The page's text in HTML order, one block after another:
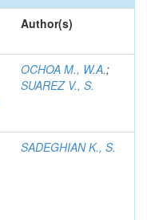
Author(s)
OCHOA M., W.A.;
SUAREZ V., S.
SADEGHIAN K., S.